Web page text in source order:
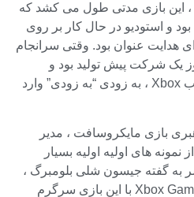
، این بازی مدتی طول می کشد که
توسعه بود و استودیو در حال کار بر روی
هدایت عنوان بود. وقتی سرانجام
یک شرکت پیش تولید بود و
انتظار می رفت پس از تصویب Xbox ، به زودی “به زودی” وارد
بازی مایکروسافت ، مدیر
های اولیه اولیه بسیار
به گفته جیسون شلی بلومبرگ ،
رئیس استودیو Xbox Game Matt Booty با این بازی سرگرم